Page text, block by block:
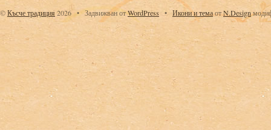
©Късче традиция 2026 • Задвижван отWordPress • Иконии темаотN.Design